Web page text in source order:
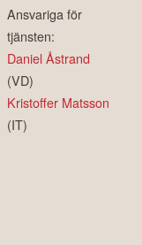
Ansvariga för
tjänsten:
Daniel Åstrand
(VD)
Kristoffer Matsson
(IT)